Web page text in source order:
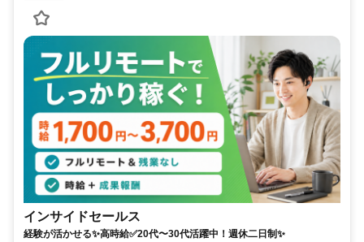
インサイドセールス
経験が活かせる✨高時給✅20代〜30代活躍中！週休二日制✨